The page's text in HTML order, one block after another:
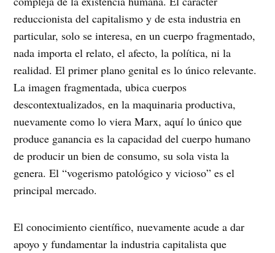
reduccionista del capitalismo y de esta industria en
particular, solo se interesa, en un cuerpo fragmentado,
nada importa el relato, el afecto, la política, ni la
realidad. El primer plano genital es lo único relevante.
La imagen fragmentada, ubica cuerpos
descontextualizados, en la maquinaria productiva,
nuevamente como lo viera Marx, aquí lo único que
produce ganancia es la capacidad del cuerpo humano
de producir un bien de consumo, su sola vista la
genera. El “vogerismo patológico y vicioso” es el
principal mercado.
El conocimiento científico, nuevamente acude a dar
apoyo y fundamentar la industria capitalista que